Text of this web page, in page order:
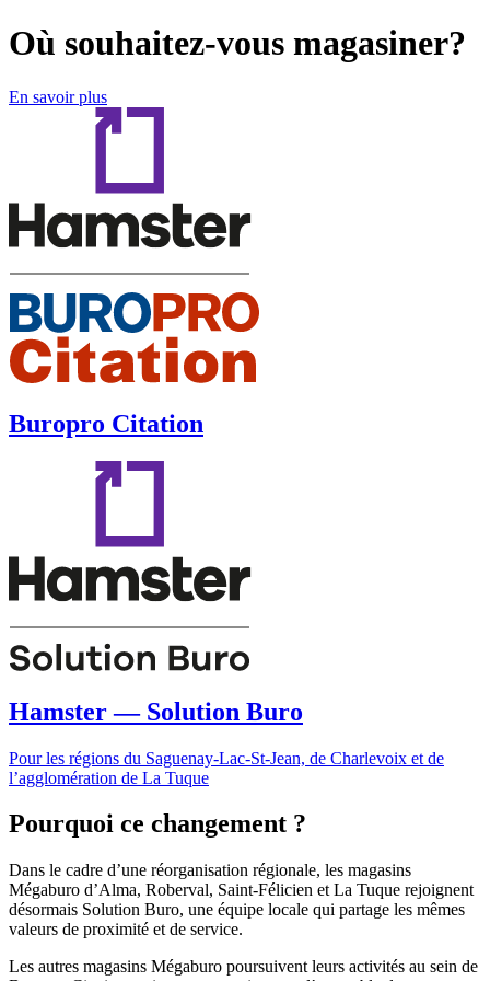
Où souhaitez-vous magasiner?
En savoir plus
Buropro Citation
Hamster — Solution Buro
Pour les régions du Saguenay-Lac-St-Jean, de Charlevoix et de
l’agglomération de La Tuque
Pourquoi ce changement ?
Dans le cadre d’une réorganisation régionale, les magasins
Mégaburo d’Alma, Roberval, Saint-Félicien et La Tuque rejoignent
désormais Solution Buro, une équipe locale qui partage les mêmes
valeurs de proximité et de service.
Les autres magasins Mégaburo poursuivent leurs activités au sein de